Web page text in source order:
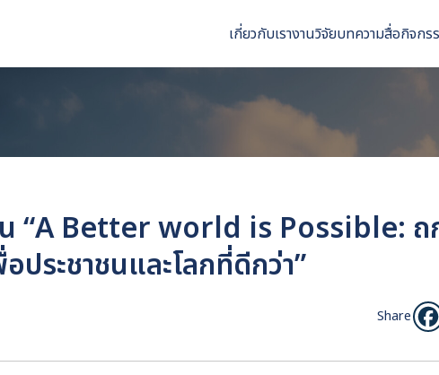
เกี่ยวกับเรางานวิจัยบทความสื่อกิจกร
น “A Better world is Possible: ถ
ประชาชนและโลกที่ดีกว่า”
Share